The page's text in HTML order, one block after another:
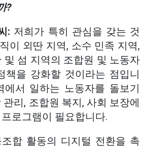
?
: 저희가 특히 관심을 갖는 것
이 외딴 지역, 소수 민족 지역,
및 섬 지역의 조합원 및 노동자
책을 강화할 것이라는 점입니
에서 일하는 노동자를 돌보기
관리, 조합원 복지, 사회 보장에
로그램이 필요합니다.
합 활동의 디지털 전환을 촉